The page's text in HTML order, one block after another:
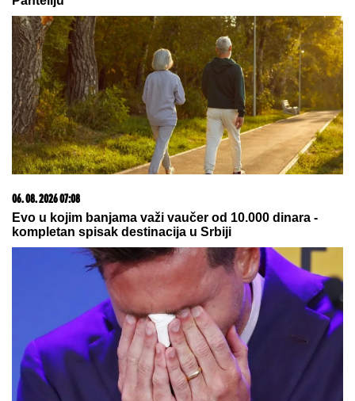
07. 08. 2026 09:14
Сазнања „Политике”: Црна Гора следећа у војном
савезу Загреба, Тиране и Приштине
09. 08. 2026 07:12
Burne ljubavi su konačno prošlost: Slavni lepotan
sada ljubi Nejmarovu bivšu VIDEO